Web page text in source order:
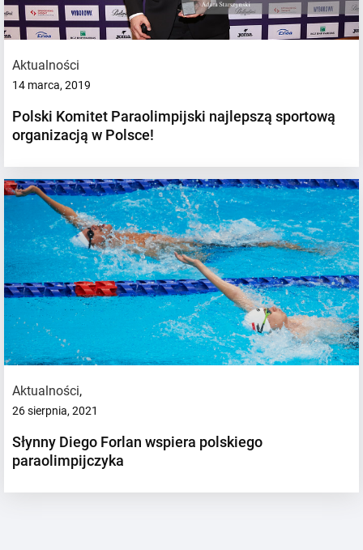
Aktualności
14 marca, 2019
Polski Komitet Paraolimpijski najlepszą sportową
organizacją w Polsce!
Aktualności,
26 sierpnia, 2021
Słynny Diego Forlan wspiera polskiego
paraolimpijczyka